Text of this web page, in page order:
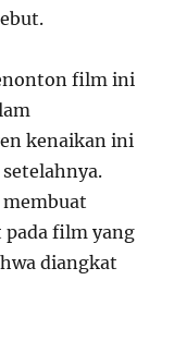
film ini
kenaikan ini
pada film yang
diangkat